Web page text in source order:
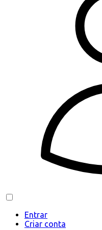
Entrar
Criar conta